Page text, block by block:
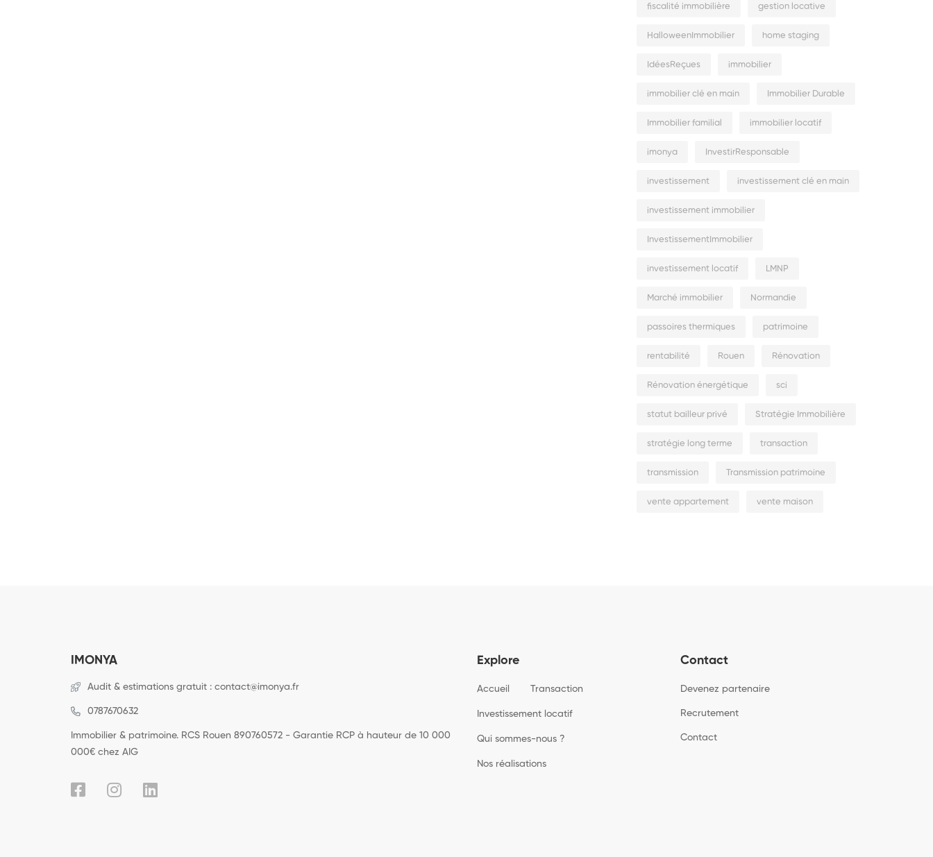
fiscalité immobilière gestion locative
HalloweenImmobilier home staging
IdéesReçues immobilier
immobilier clé en main Immobilier Durable
Immobilier familial immobilier locatif
imonya InvestirResponsable
investissement investissement clé en main
investissement immobilier
InvestissementImmobilier
investissement locatif LMNP
Marché immobilier Normandie
passoires thermiques patrimoine
rentabilité Rouen Rénovation
Rénovation énergétique sci
statut bailleur privé Stratégie Immobilière
stratégie long terme transaction
transmission Transmission patrimoine
vente appartement vente maison
IMONYA
Audit & estimations gratuit : contact@imonya.fr
0787670632
Immobilier & patrimoine. RCS Rouen 890760572 - Garantie RCP à hauteur de 10 000
000€ chez AIG
Explore
Accueil Transaction
Investissement locatif
Qui sommes-nous ?
Nos réalisations
Contact
Devenez partenaire
Recrutement
Contact